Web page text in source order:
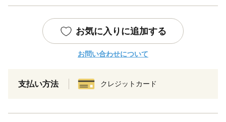
お気に入りに追加する
お問い合わせについて
支払い方法 クレジットカード